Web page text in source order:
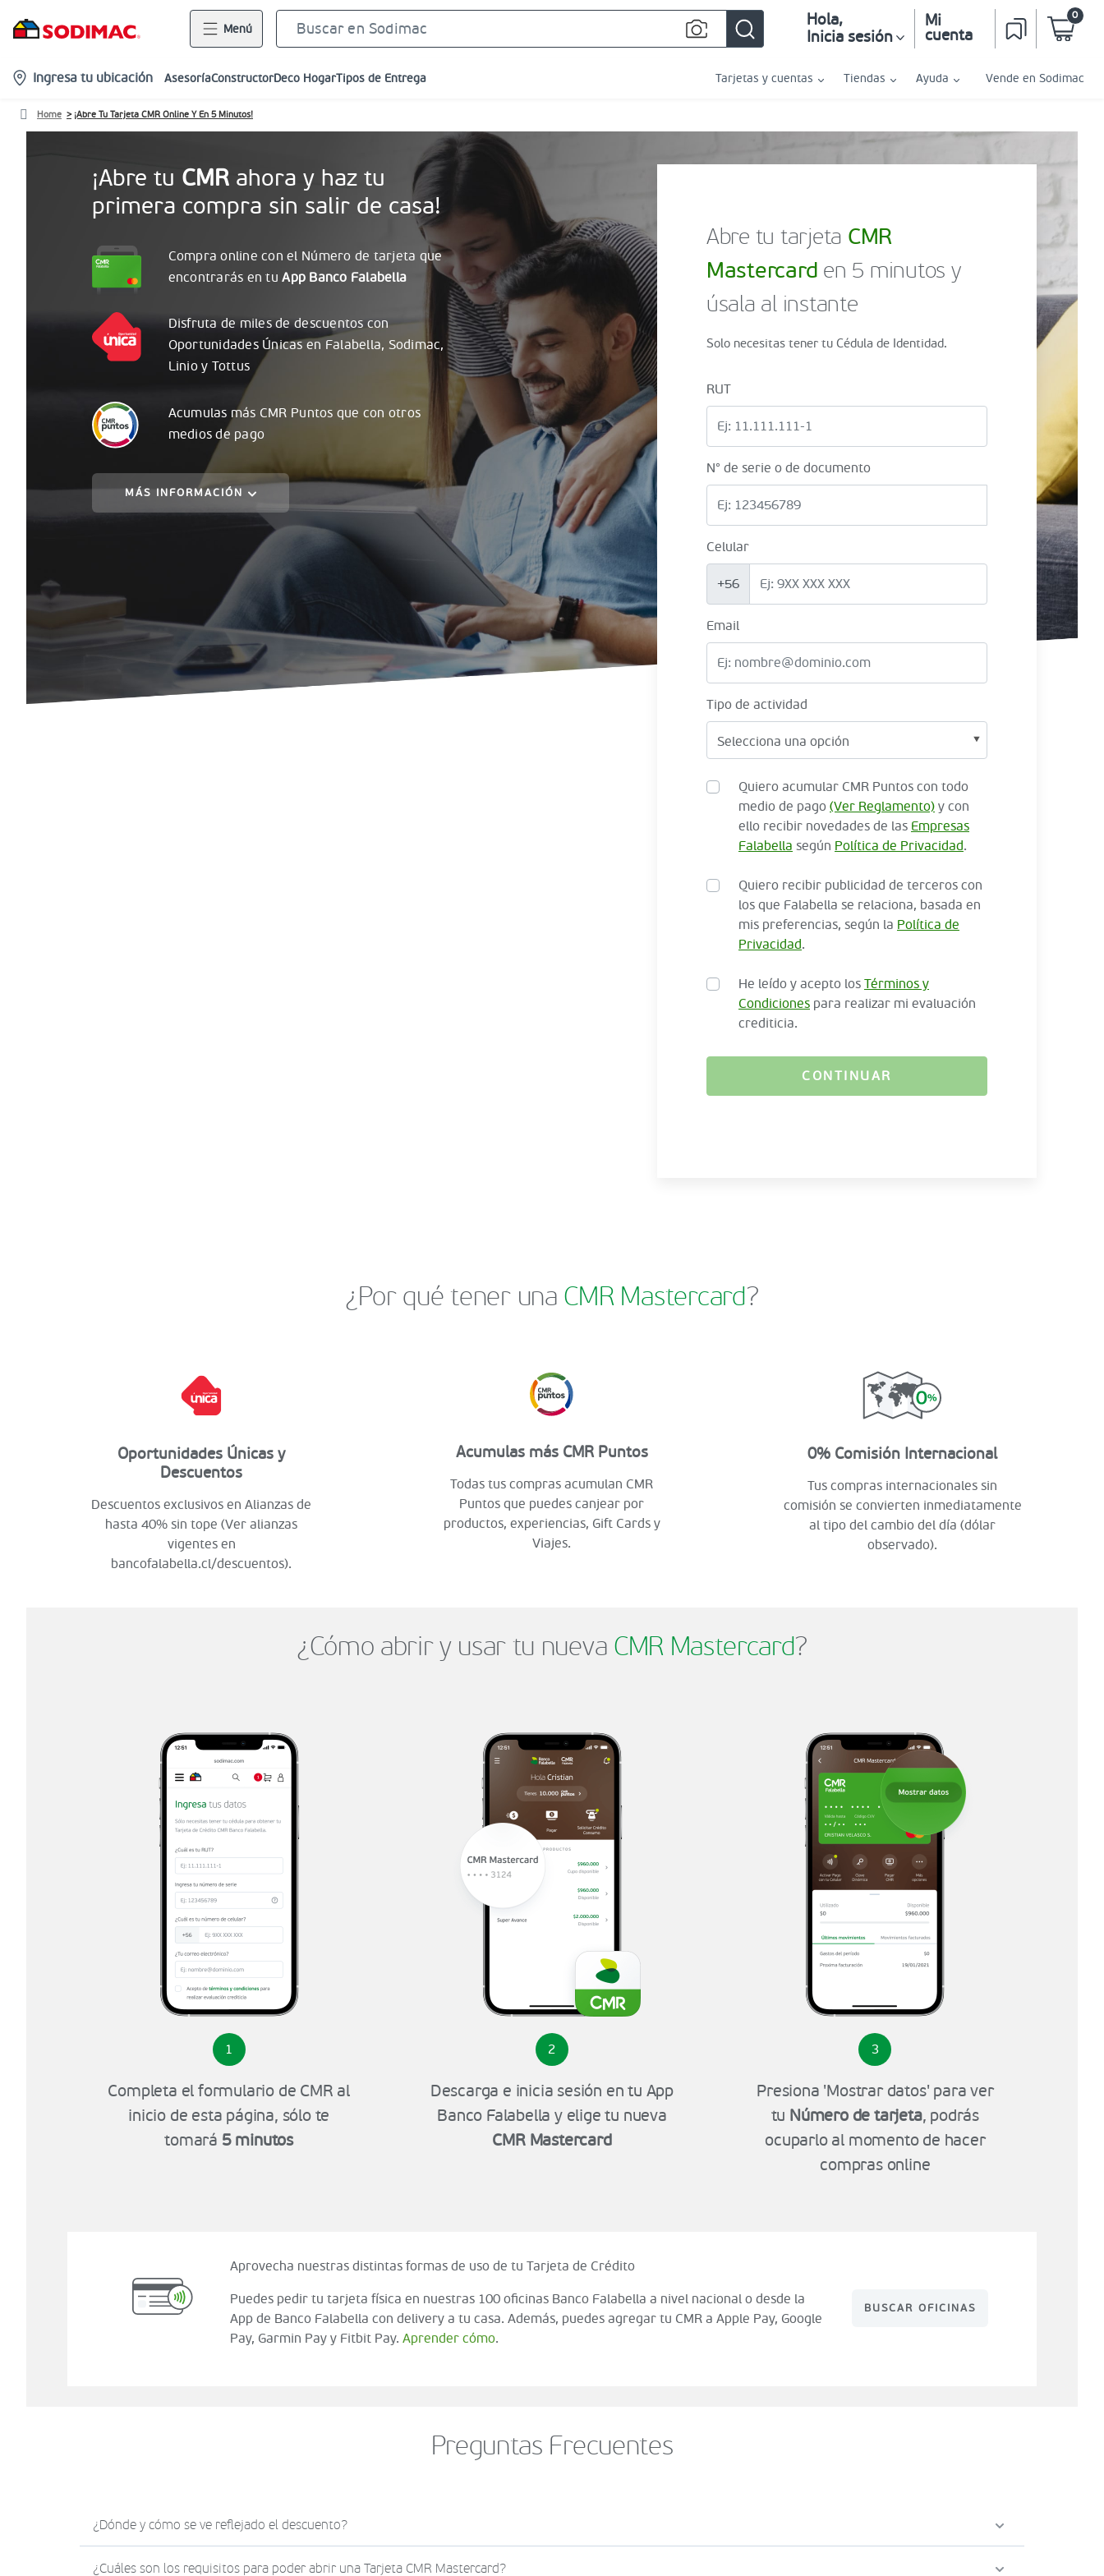
Menú Hola,
Inicia sesión
Mi
cuenta
0
location-
icon
Ingresa tu ubicación AsesoríaConstructorDeco HogarTipos de Entrega Tarjetas y cuentas Tiendas Ayuda Vende en Sodimac
Home ¡Abre Tu Tarjeta CMR Online Y En 5 Minutos!
¡Abre tu CMR ahora y haz tu
primera compra sin salir de casa!
Compra online con el Número de tarjeta que
encontrarás en tu App Banco Falabella
Disfruta de miles de descuentos con
OportunidadesÚnicasen Falabella, Sodimac,
Linio y Tottus
Acumulas más CMR Puntos que con otros
medios de pago
MÁS INFORMACIÓN
Abre tu tarjeta CMR
Mastercard en 5 minutos y
úsala al instante
Solo necesitas tener tu Cédula de Identidad.
RUT
N° de serie o de documento
Celular
+56
Email
Tipo de actividad
Quiero acumular CMR Puntos con todo
medio de pago (Ver Reglamento) y con
ello recibir novedades de las Empresas
Falabella según Política de Privacidad.
Quiero recibir publicidad de terceros con
los que Falabella se relaciona, basada en
mis preferencias, según la Política de
Privacidad.
He leído y acepto los Términos y
Condiciones para realizar mi evaluación
crediticia.
CONTINUAR
¿Por qué tener una CMR Mastercard?
Oportunidades Únicas y
Descuentos
Descuentos exclusivos en Alianzas de
hasta 40% sin tope (Ver alianzas
vigentes en
bancofalabella.cl/descuentos).
Acumulas más CMR Puntos
Todas tus compras acumulan CMR
Puntos que puedes canjear por
productos, experiencias, Gift Cards y
Viajes.
0% Comisión Internacional
Tus compras internacionales sin
comisión se convierten inmediatamente
al tipo del cambio del día (dólar
observado).
¿Cómo abrir y usar tu nueva CMR Mastercard?
1
Completa el formulario de CMR al
inicio de esta página, sólo te
tomará 5 minutos
2
Descarga e inicia sesión en tu App
Banco Falabella y elige tu nueva
CMR Mastercard
3
Presiona 'Mostrar datos' para ver
tu Número de tarjeta, podrás
ocuparlo al momento de hacer
compras online
Aprovecha nuestras distintas formas de uso de tu Tarjeta de Crédito
Puedes pedir tu tarjeta física en nuestras 100 oficinas Banco Falabella a nivel nacional o desde la
App de Banco Falabella con delivery a tu casa. Además, puedes agregar tu CMR a Apple Pay, Google
Pay, Garmin Pay y Fitbit Pay. Aprender cómo.
BUSCAR OFICINAS
Preguntas Frecuentes
¿Dónde y cómo se ve reflejado el descuento?
¿Cuáles son los requisitos para poder abrir una Tarjeta CMR Mastercard?